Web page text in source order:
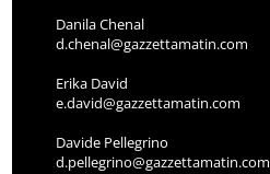
Danila Chenal
d.chenal@gazzettamatin.com
Erika David
e.david@gazzettamatin.com
Davide Pellegrino
d.pellegrino@gazzettamatin.com